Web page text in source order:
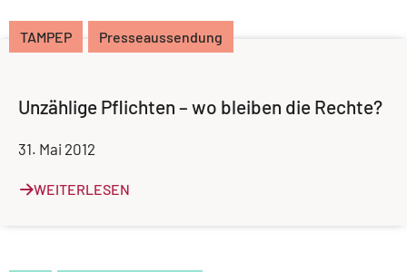
TAMPEP Presseaussendung
Unzählige Pflichten – wo bleiben die Rechte?
31. Mai 2012
WEITERLESEN